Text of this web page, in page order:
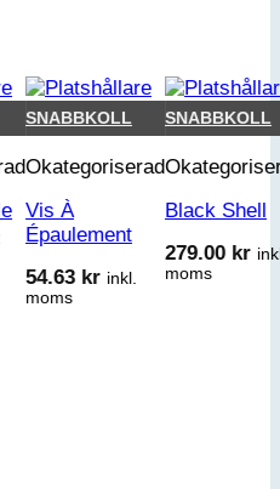
SNABBKOLL
Okategoriserad
Vis À
Épaulement
54.63 kr inkl.
moms
SNABBKOLL
Black Shell
279.00 kr
moms